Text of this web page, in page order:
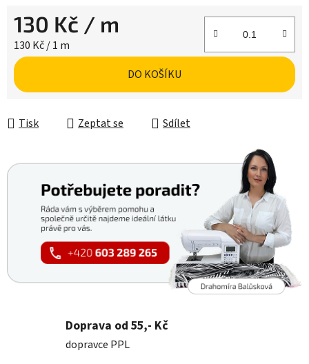
130 Kč / m
Měrná cena:
130 Kč / 1 m
DO KOŠÍKU
Tisk Zeptat se Sdílet
Doprava od 55,- Kč
dopravce PPL